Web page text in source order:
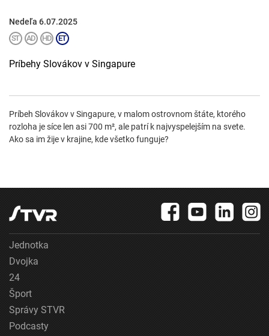
Nedeľa 6.07.2025
Príbehy Slovákov v Singapure
Príbeh Slovákov v Singapure, v malom ostrovnom štáte, ktorého
rozloha je síce len asi 700 m², ale patrí k najvyspelejším na svete.
Ako sa im žije v krajine, kde všetko funguje?
Jednotka
Dvojka
24
Šport
Správy STVR
Podcasty